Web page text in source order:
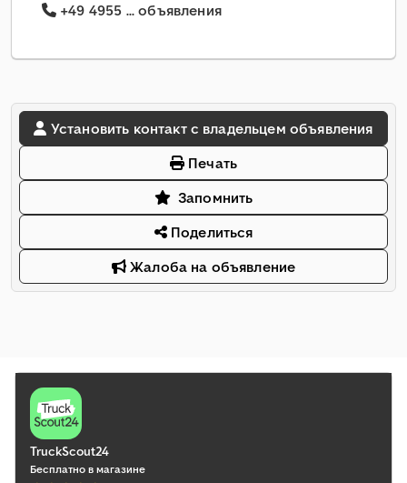
+49 4955 ... объявления
Установить контакт с владельцем объявления
Печать
Запомнить
Поделиться
Жалоба на объявление
TruckScout24
Бесплатно в магазине